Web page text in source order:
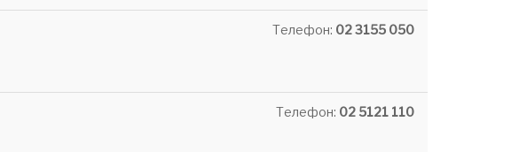
Телефон: 02 3155 050
Телефон: 02 5121 110